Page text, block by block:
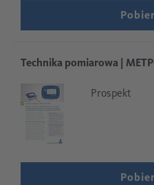
Technika pomiarowa |
Prospekt